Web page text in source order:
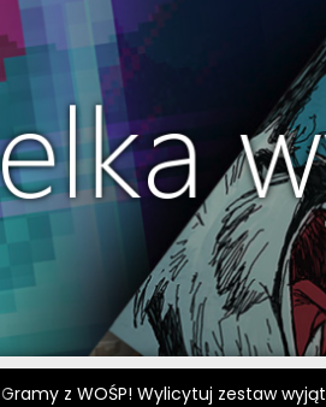
Gramy z WOŚP! Wylicytuj zestaw